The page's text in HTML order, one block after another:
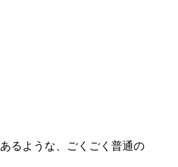
るような、ごくごく普通の